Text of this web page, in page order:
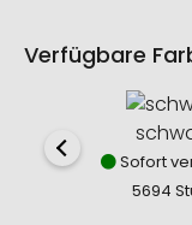
Verfügbare
Sofort
5694